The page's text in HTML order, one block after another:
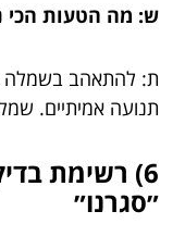
ש: מה הטעות הכי
ת: להתאהב בשמלה
תנועה אמיתיים.
6) רשימת
״סגרנו״